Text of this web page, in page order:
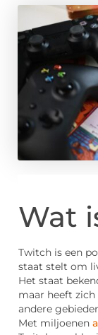
Wat
Twitch is een
staat stelt om
Het staat
maar heeft
andere
Met miljoenen